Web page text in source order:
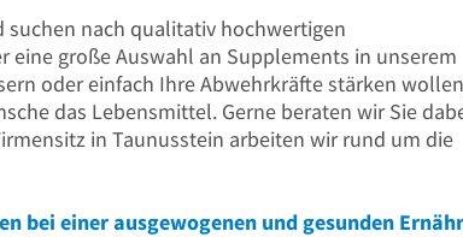
suchen nach qualitativ hochwertigen
eine große Auswahl an Supplements in unserem
oder einfach Ihre Abwehrkräfte stärken
das Lebensmittel. Gerne beraten wir Sie
in Taunusstein arbeiten wir rund um die